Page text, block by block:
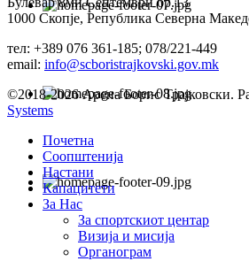
1000 Скопје, Република Северна
тел: +389 076 361-185; 078/221-449
email: info@scboristrajkovski.gov.mk
©2018-2026 Арена Борис Трајковски.
Systems
Почетна
Соопштенија
Настани
Капацитети
За Нас
За спортскиот центар
Визија и мисија
Органограм